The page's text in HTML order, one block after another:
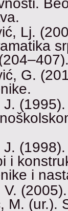
Lj.
G.
J.
J.
i
i
V.
M. (ur.).